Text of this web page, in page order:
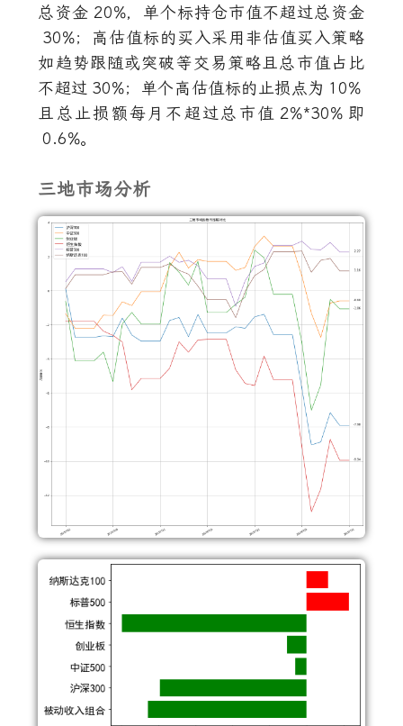
总资金 20%，单个标持仓市值不超过总资金
30%；高估值标的买入采用非估值买入策略
如趋势跟随或突破等交易策略且总市值占比
不超过 30%；单个高估值标的止损点为 10%
且总止损额每月不超过总市值 2%*30% 即
0.6%。
三地市场分析